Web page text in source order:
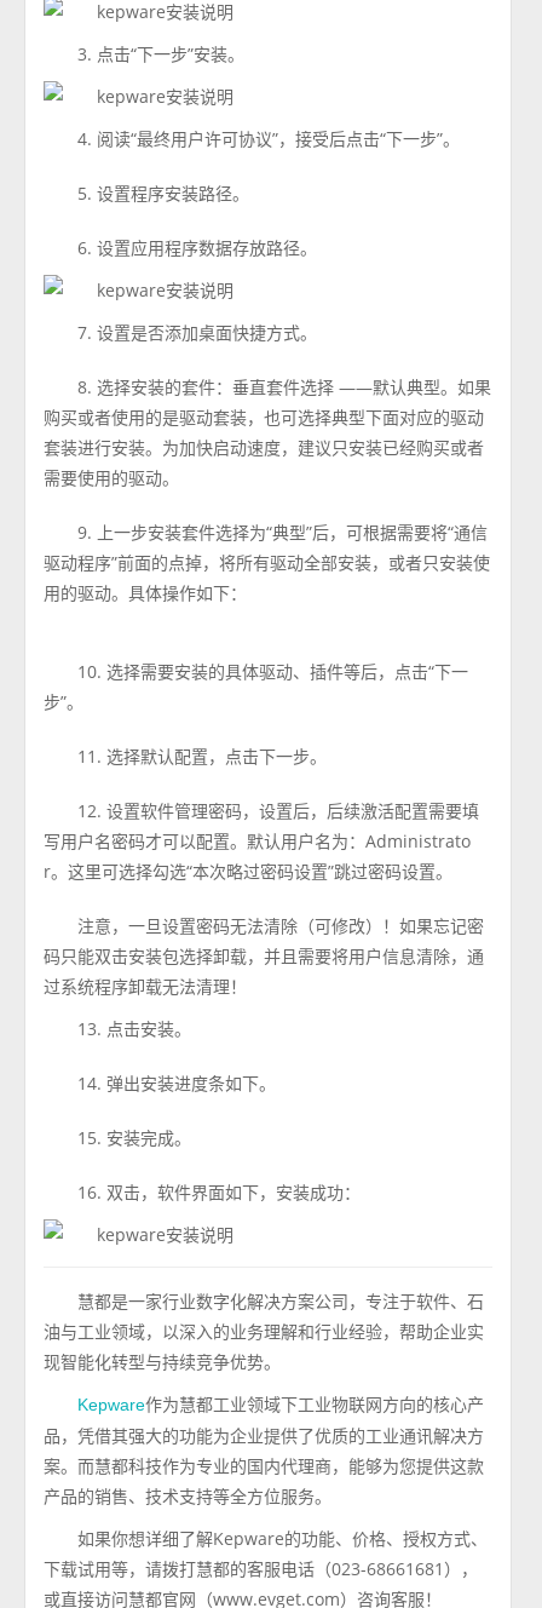
3. 点击“下一步”安装。
4. 阅读“最终用户许可协议”，接受后点击“下一步”。
5. 设置程序安装路径。
6. 设置应用程序数据存放路径。
7. 设置是否添加桌面快捷方式。
8. 选择安装的套件：垂直套件选择 ——默认典型。如果
购买或者使用的是驱动套装，也可选择典型下面对应的驱动
套装进行安装。为加快启动速度，建议只安装已经购买或者
需要使用的驱动。
9. 上一步安装套件选择为“典型”后，可根据需要将“通信
驱动程序”前面的点掉，将所有驱动全部安装，或者只安装使
用的驱动。具体操作如下：
10. 选择需要安装的具体驱动、插件等后，点击“下一
步”。
11. 选择默认配置，点击下一步。
12. 设置软件管理密码，设置后，后续激活配置需要填
写用户名密码才可以配置。默认用户名为：Administrato
r。这里可选择勾选“本次略过密码设置”跳过密码设置。
注意，一旦设置密码无法清除（可修改）！如果忘记密
码只能双击安装包选择卸载，并且需要将用户信息清除，通
过系统程序卸载无法清理！
13. 点击安装。
14. 弹出安装进度条如下。
15. 安装完成。
16. 双击，软件界面如下，安装成功：
慧都是⼀家⾏业数字化解决⽅案公司，专注于软件、⽯
油与⼯业领域，以深⼊的业务理解和⾏业经验，帮助企业实
现智能化转型与持续竞争优势。
Kepware作为慧都工业领域下工业物联网方向的核心产
品，凭借其强大的功能为企业提供了优质的工业通讯解决方
案。而慧都科技作为专业的国内代理商，能够为您提供这款
产品的销售、技术支持等全方位服务。
如果你想详细了解Kepware的功能、价格、授权方式、
下载试用等，请拨打慧都的客服电话（023-68661681），
或直接访问慧都官网（www.evget.com）咨询客服！